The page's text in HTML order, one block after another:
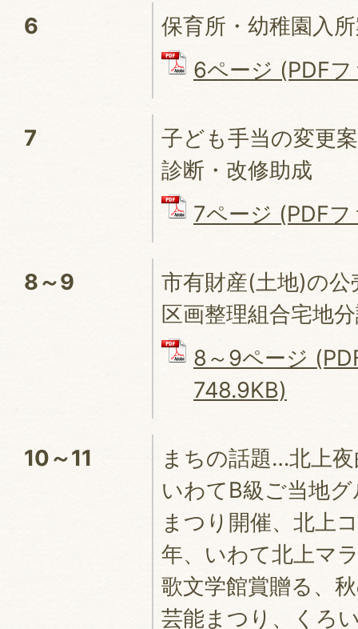
6
保育所・幼稚園入
6ページ (PDF
7
子ども手当の変更
診断・改修助成
7ページ (PDF
8～9
市有財産(土地)の
区画整理組合宅地
8～9ページ
748.9KB)
10～11
まちの話題…北上
いわてB級ご当地
まつり開催、北上
年、いわて北上マ
歌文学館賞贈る、
芸能まつり、くろ